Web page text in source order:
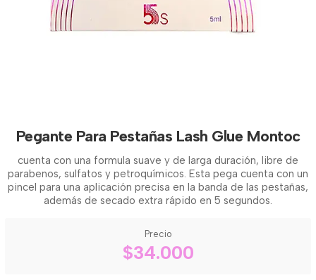
Pegante Para Pestañas Lash Glue Montoc
cuenta con una formula suave y de larga duración, libre de
parabenos, sulfatos y petroquímicos. Esta pega cuenta con un
pincel para una aplicación precisa en la banda de las pestañas,
además de secado extra rápido en 5 segundos.
Precio
$34.000